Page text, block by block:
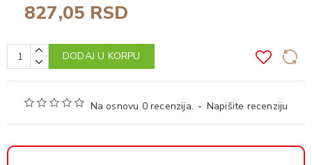
Na osnovu 0 recenzija. - Napišite recenziju
827,05 RSD
DODAJ U KORPU